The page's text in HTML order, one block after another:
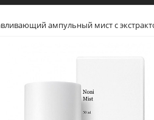
ампульный мист с